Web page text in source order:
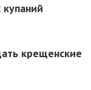
крещенские